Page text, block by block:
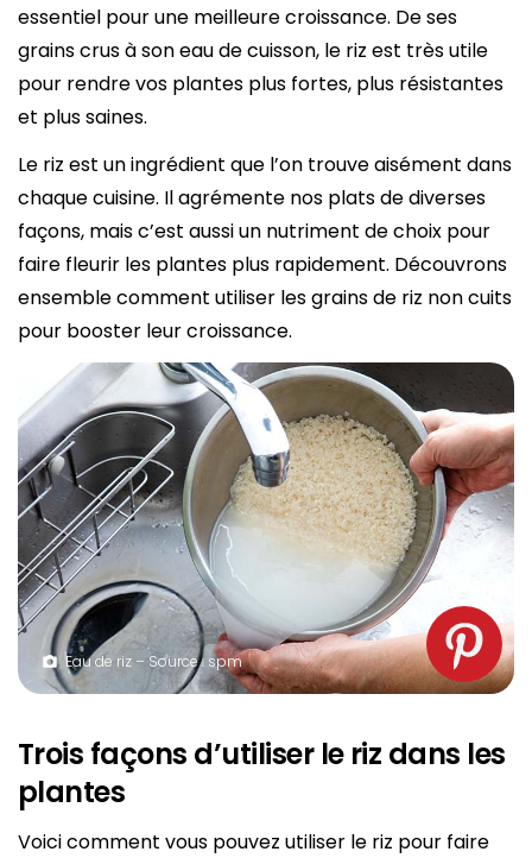
essentiel pour une meilleure croissance. De ses
grains crus à son eau de cuisson, le riz est très utile
pour rendre vos plantes plus fortes, plus résistantes
et plus saines.
Le riz est un ingrédient que l’on trouve aisément dans
chaque cuisine. Il agrémente nos plats de diverses
façons, mais c’est aussi un nutriment de choix pour
faire fleurir les plantes plus rapidement. Découvrons
ensemble comment utiliser les grains de riz non cuits
pour booster leur croissance.
Eau de riz – Source : spm
Trois façons d’utiliser le riz dans les
plantes
Voici comment vous pouvez utiliser le riz pour faire